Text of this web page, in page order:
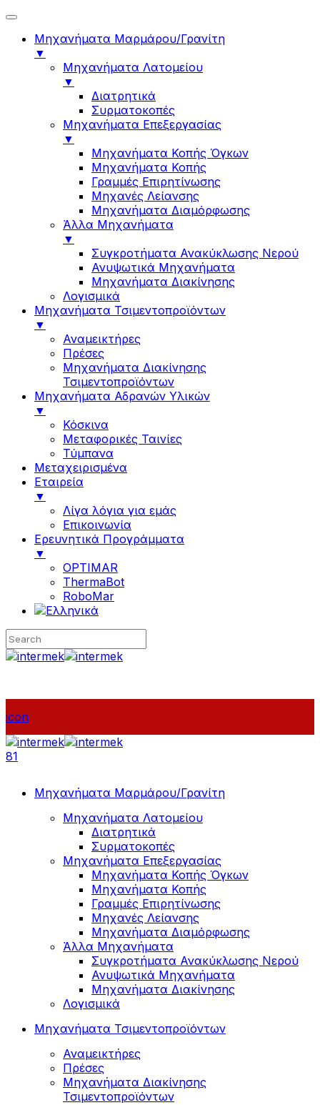
Μηχανήματα Μαρμάρου/Γρανίτη
▼
Μηχανήματα Λατομείου
▼
Διατρητικά
Συρματοκοπές
Μηχανήματα Επεξεργασίας
▼
Μηχανήματα Κοπής Όγκων
Μηχανήματα Κοπής
Γραμμές Επιρητίνωσης
Μηχανές Λείανσης
Μηχανήματα Διαμόρφωσης
Άλλα Μηχανήματα
▼
Συγκροτήματα Ανακύκλωσης Νερού
Ανυψωτικά Μηχανήματα
Μηχανήματα Διακίνησης
Λογισμικά
Μηχανήματα Τσιμεντοπροϊόντων
▼
Αναμεικτήρες
Πρέσες
Μηχανήματα Διακίνησης
Τσιμεντοπροϊόντων
Μηχανήματα Αδρανών Υλικών
▼
Κόσκινα
Μεταφορικές Ταινίες
Τύμπανα
Μεταχειρισμένα
Εταιρεία
▼
Λίγα λόγια για εμάς
Επικοινωνία
Ερευνητικά Προγράμματα
▼
OPTIMAR
ThermaBot
RoboMar
icon
81
Μηχανήματα Μαρμάρου/Γρανίτη
Μηχανήματα Λατομείου
Διατρητικά
Συρματοκοπές
Μηχανήματα Επεξεργασίας
Μηχανήματα Κοπής Όγκων
Μηχανήματα Κοπής
Γραμμές Επιρητίνωσης
Μηχανές Λείανσης
Μηχανήματα Διαμόρφωσης
Άλλα Μηχανήματα
Συγκροτήματα Ανακύκλωσης Νερού
Ανυψωτικά Μηχανήματα
Μηχανήματα Διακίνησης
Λογισμικά
Μηχανήματα Τσιμεντοπροϊόντων
Αναμεικτήρες
Πρέσες
Μηχανήματα Διακίνησης
Τσιμεντοπροϊόντων